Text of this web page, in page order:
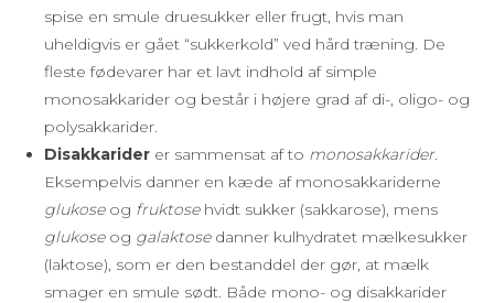
spise en smule druesukker eller frugt, hvis man
uheldigvis er gået “sukkerkold” ved hård træning. De
fleste fødevarer har et lavt indhold af simple
monosakkarider og består i højere grad af di-, oligo- og
polysakkarider.
Disakkarider er sammensat af to monosakkarider.
Eksempelvis danner en kæde af monosakkariderne
glukoseog fruktosehvidt sukker (sakkarose), mens
glukoseog galaktosedanner kulhydratet mælkesukker
(laktose), som er den bestanddel der gør, at mælk
smager en smule sødt. Både mono- og disakkarider